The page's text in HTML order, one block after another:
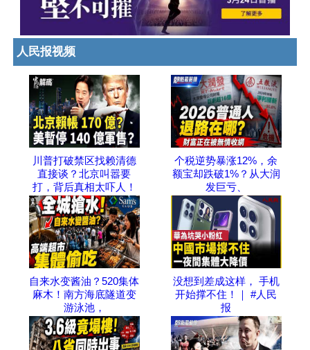
人民报视频
川普打破禁区找赖清德
直接谈？北京叫嚣要
打，背后真相太吓人！
个税逆势暴涨12%，余
额宝却跌破1%？从大润
发巨亏、
自来水变酱油？520集体
麻木！南方海底隧道变
游泳池，
没想到差成这样， 手机
开始撑不住！｜ #人民
报